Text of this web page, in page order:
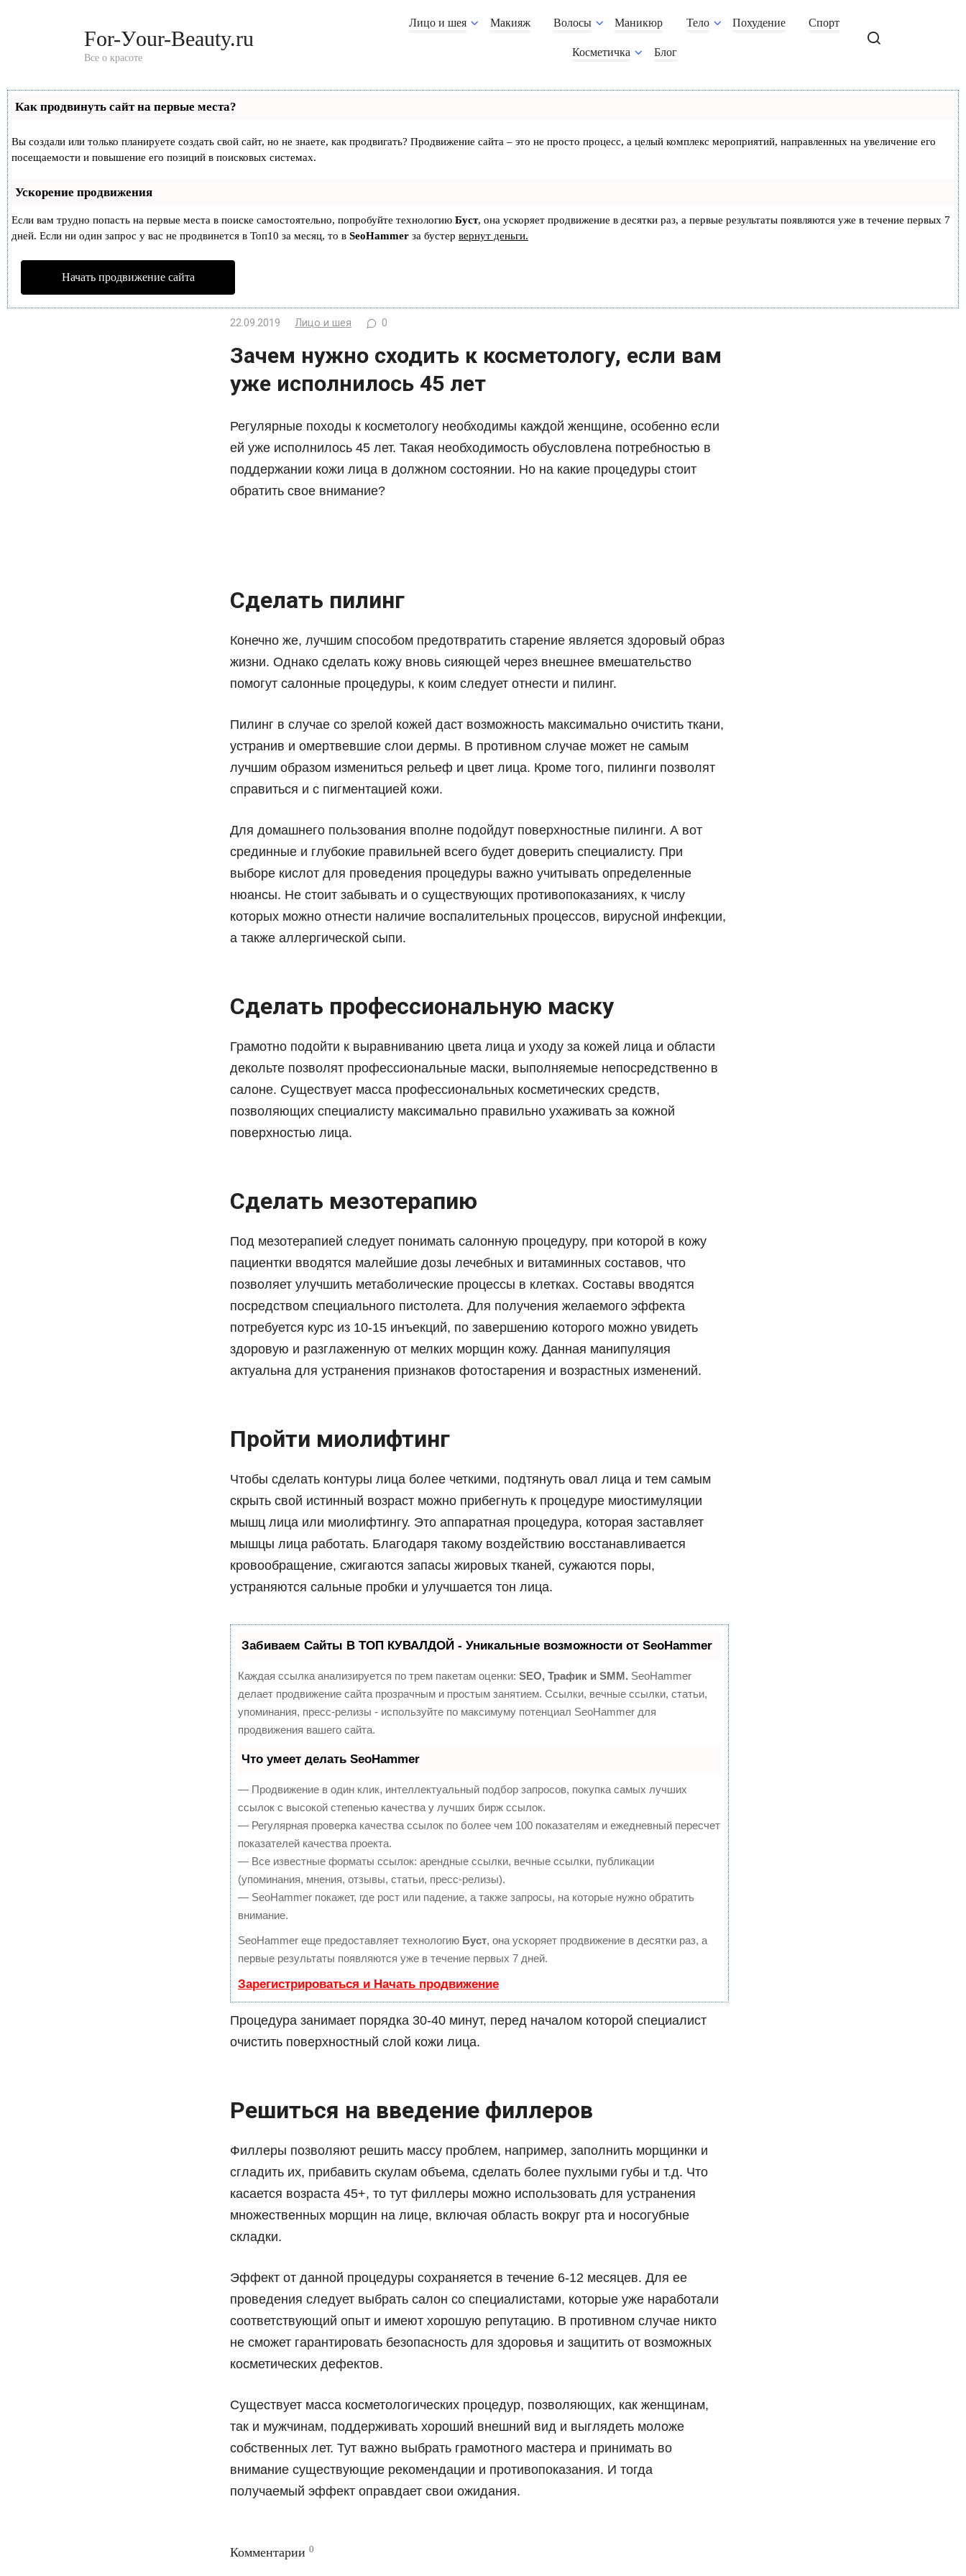
For-Уour-Beauty.ru
Все о красоте
Лицо и шея Макияж Волосы Маникюр Тело Похудение Спорт
Косметичка Блог
Как продвинуть сайт на первые места?
Вы создали или только планируете создать свой сайт, но не знаете, как продвигать? Продвижение сайта – это не просто процесс, а целый комплекс мероприятий, направленных на увеличение его
посещаемости и повышение его позиций в поисковых системах.
Ускорение продвижения
Если вам трудно попасть на первые места в поиске самостоятельно, попробуйте технологию Буст, она ускоряет продвижение в десятки раз, а первые результаты появляются уже в течение первых 7
дней. Если ни один запрос у вас не продвинется в Топ10 за месяц, то в SeoHammer за бустер вернут деньги.
Начать продвижение сайта
22.09.2019 Лицо и шея 0
Зачем нужно сходить к косметологу, если вам
уже исполнилось 45 лет
Регулярные походы к косметологу необходимы каждой женщине, особенно если
ей уже исполнилось 45 лет. Такая необходимость обусловлена потребностью в
поддержании кожи лица в должном состоянии. Но на какие процедуры стоит
обратить свое внимание?
Сделать пилинг
Конечно же, лучшим способом предотвратить старение является здоровый образ
жизни. Однако сделать кожу вновь сияющей через внешнее вмешательство
помогут салонные процедуры, к коим следует отнести и пилинг.
Пилинг в случае со зрелой кожей даст возможность максимально очистить ткани,
устранив и омертвевшие слои дермы. В противном случае может не самым
лучшим образом измениться рельеф и цвет лица. Кроме того, пилинги позволят
справиться и с пигментацией кожи.
Для домашнего пользования вполне подойдут поверхностные пилинги. А вот
срединные и глубокие правильней всего будет доверить специалисту. При
выборе кислот для проведения процедуры важно учитывать определенные
нюансы. Не стоит забывать и о существующих противопоказаниях, к числу
которых можно отнести наличие воспалительных процессов, вирусной инфекции,
а также аллергической сыпи.
Сделать профессиональную маску
Грамотно подойти к выравниванию цвета лица и уходу за кожей лица и области
декольте позволят профессиональные маски, выполняемые непосредственно в
салоне. Существует масса профессиональных косметических средств,
позволяющих специалисту максимально правильно ухаживать за кожной
поверхностью лица.
Сделать мезотерапию
Под мезотерапией следует понимать салонную процедуру, при которой в кожу
пациентки вводятся малейшие дозы лечебных и витаминных составов, что
позволяет улучшить метаболические процессы в клетках. Составы вводятся
посредством специального пистолета. Для получения желаемого эффекта
потребуется курс из 10-15 инъекций, по завершению которого можно увидеть
здоровую и разглаженную от мелких морщин кожу. Данная манипуляция
актуальна для устранения признаков фотостарения и возрастных изменений.
Пройти миолифтинг
Чтобы сделать контуры лица более четкими, подтянуть овал лица и тем самым
скрыть свой истинный возраст можно прибегнуть к процедуре миостимуляции
мышц лица или миолифтингу. Это аппаратная процедура, которая заставляет
мышцы лица работать. Благодаря такому воздействию восстанавливается
кровообращение, сжигаются запасы жировых тканей, сужаются поры,
устраняются сальные пробки и улучшается тон лица.
Забиваем Сайты В ТОП КУВАЛДОЙ - Уникальные возможности от SeoHammer
Каждая ссылка анализируется по трем пакетам оценки: SEO, Трафик и SMM. SeoHammer
делает продвижение сайта прозрачным и простым занятием. Ссылки, вечные ссылки, статьи,
упоминания, пресс-релизы - используйте по максимуму потенциал SeoHammer для
продвижения вашего сайта.
Что умеет делать SeoHammer
— Продвижение в один клик, интеллектуальный подбор запросов, покупка самых лучших
ссылок с высокой степенью качества у лучших бирж ссылок.
— Регулярная проверка качества ссылок по более чем 100 показателям и ежедневный пересчет
показателей качества проекта.
— Все известные форматы ссылок: арендные ссылки, вечные ссылки, публикации
(упоминания, мнения, отзывы, статьи, пресс-релизы).
— SeoHammer покажет, где рост или падение, а также запросы, на которые нужно обратить
внимание.
SeoHammer еще предоставляет технологию Буст, она ускоряет продвижение в десятки раз, а
первые результаты появляются уже в течение первых 7 дней.
Зарегистрироваться и Начать продвижение
Процедура занимает порядка 30-40 минут, перед началом которой специалист
очистить поверхностный слой кожи лица.
Решиться на введение филлеров
Филлеры позволяют решить массу проблем, например, заполнить морщинки и
сгладить их, прибавить скулам объема, сделать более пухлыми губы и т.д. Что
касается возраста 45+, то тут филлеры можно использовать для устранения
множественных морщин на лице, включая область вокруг рта и носогубные
складки.
Эффект от данной процедуры сохраняется в течение 6-12 месяцев. Для ее
проведения следует выбрать салон со специалистами, которые уже наработали
соответствующий опыт и имеют хорошую репутацию. В противном случае никто
не сможет гарантировать безопасность для здоровья и защитить от возможных
косметических дефектов.
Существует масса косметологических процедур, позволяющих, как женщинам,
так и мужчинам, поддерживать хороший внешний вид и выглядеть моложе
собственных лет. Тут важно выбрать грамотного мастера и принимать во
внимание существующие рекомендации и противопоказания. И тогда
получаемый эффект оправдает свои ожидания.
Комментарии 0